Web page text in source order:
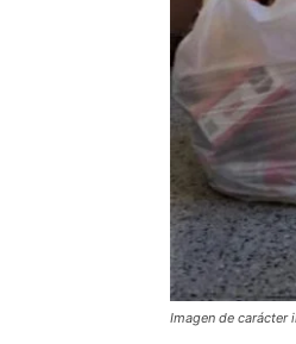
Imagen de carácter